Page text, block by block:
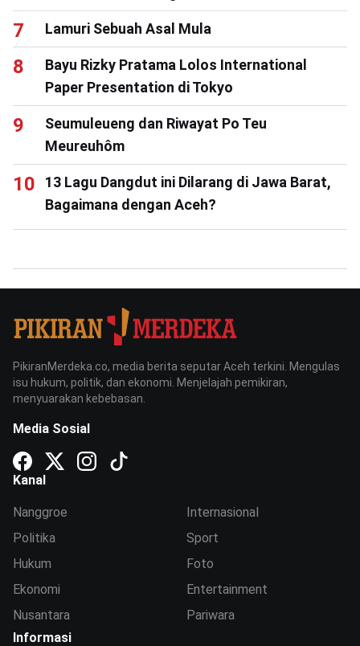
Lamuri Sebuah Asal Mula
Bayu Rizky Pratama Lolos International
Paper Presentation di Tokyo
Seumuleueng dan Riwayat Po Teu
Meureuhôm
13 Lagu Dangdut ini Dilarang di Jawa Barat,
Bagaimana dengan Aceh?
PikiranMerdeka.co, media berita seputar Aceh terkini. Mengulas
isu hukum, politik, dan ekonomi. Menjelajah pemikiran,
menyuarakan kebebasan.
Media Sosial
Kanal
Nanggroe
Politika
Hukum
Ekonomi
Nusantara
Internasional
Sport
Foto
Entertainment
Pariwara
Informasi